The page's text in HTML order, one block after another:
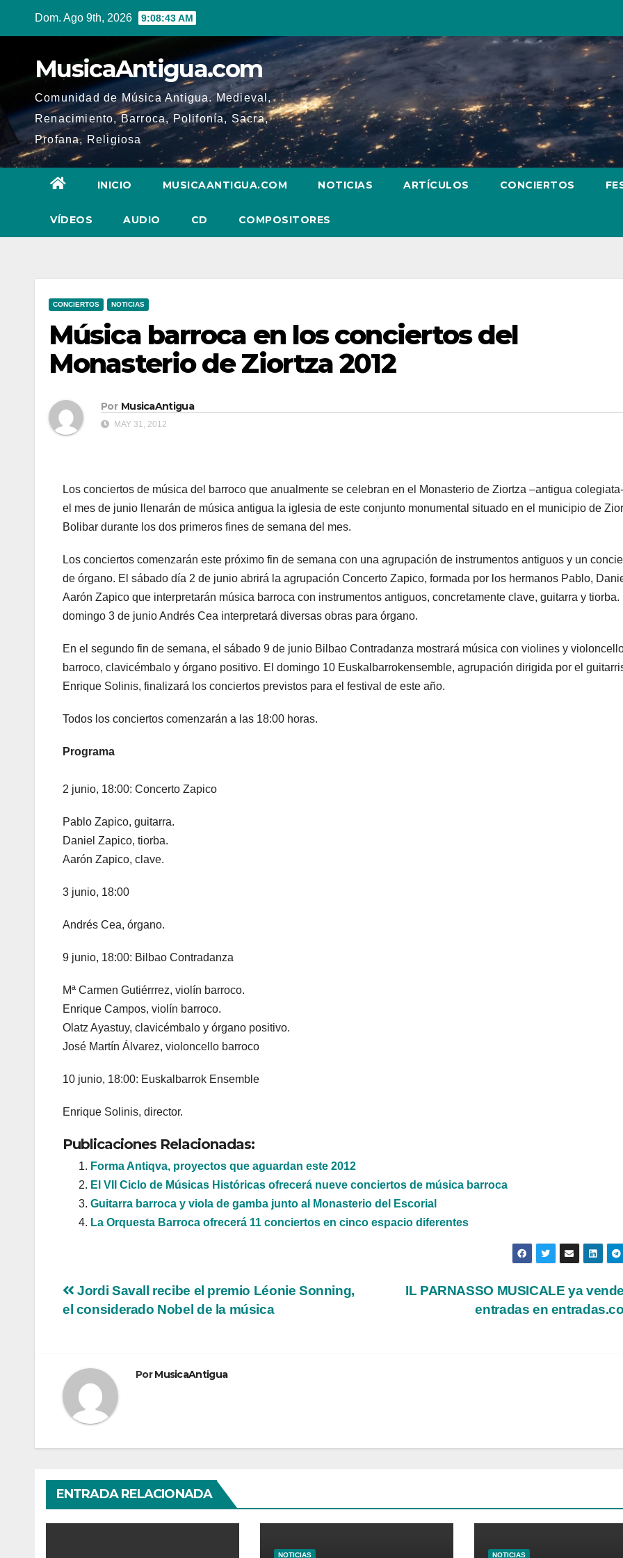
Dom. Ago 9th, 2026 9:08:44 AM
MusicaAntigua.com
Comunidad de Música Antigua. Medieval,
Renacimiento, Barroca, Polifonía, Sacra,
Profana, Religiosa
INICIO MUSICAANTIGUA.COM NOTICIAS ARTÍCULOS CONCIERTOS
VÍDEOS AUDIO CD COMPOSITORES
CONCIERTOS NOTICIAS
Música barroca en los conciertos del
Monasterio de Ziortza 2012
Por MusicaAntigua
MAY 31, 2012
Los conciertos de música del barroco que anualmente se celebran en el Monasterio de Ziortza –antigua
el mes de junio llenarán de música antigua la iglesia de este conjunto monumental situado en el municipio de
Bolibar durante los dos primeros fines de semana del mes.
Los conciertos comenzarán este próximo fin de semana con una agrupación de instrumentos antiguos y un
de órgano. El sábado día 2 de junio abrirá la agrupación Concerto Zapico, formada por los hermanos Pablo,
Aarón Zapico que interpretarán música barroca con instrumentos antiguos, concretamente clave, guitarra y tiorba.
domingo 3 de junio Andrés Cea interpretará diversas obras para órgano.
En el segundo fin de semana, el sábado 9 de junio Bilbao Contradanza mostrará música con violines y
barroco, clavicémbalo y órgano positivo. El domingo 10 Euskalbarrokensemble, agrupación dirigida por el
Enrique Solinis, finalizará los conciertos previstos para el festival de este año.
Todos los conciertos comenzarán a las 18:00 horas.
Programa
2 junio, 18:00: Concerto Zapico
Pablo Zapico, guitarra.
Daniel Zapico, tiorba.
Aarón Zapico, clave.
3 junio, 18:00
Andrés Cea, órgano.
9 junio, 18:00: Bilbao Contradanza
Mª Carmen Gutiérrrez, violín barroco.
Enrique Campos, violín barroco.
Olatz Ayastuy, clavicémbalo y órgano positivo.
José Martín Álvarez, violoncello barroco
10 junio, 18:00: Euskalbarrok Ensemble
Enrique Solinis, director.
Publicaciones Relacionadas:
Forma Antiqva, proyectos que aguardan este 2012
El VII Ciclo de Músicas Históricas ofrecerá nueve conciertos de música barroca
Guitarra barroca y viola de gamba junto al Monasterio del Escorial
La Orquesta Barroca ofrecerá 11 conciertos en cinco espacio diferentes
Navegación
IL PARNASSO MUSICALE ya
entradas en
Jordi Savall recibe el premio Léonie Sonning,
el considerado Nobel de la música
PorMusicaAntigua
ENTRADA RELACIONADA
NOTICIAS NOTICIAS